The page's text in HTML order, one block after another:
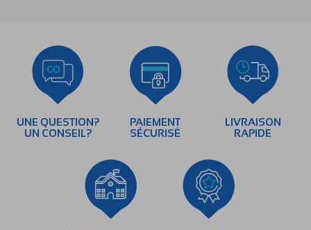
UNE QUESTION?
UN CONSEIL?
PAIEMENT
SÉCURISÉ
LIVRAISON
RAPIDE